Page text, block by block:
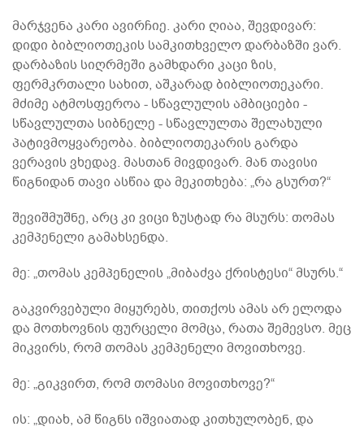
მარჯვენა კარი ავირჩიე. კარი ღიაა, შევდივარ:
დიდი ბიბლიოთეკის სამკითხველო დარბაზში ვარ.
დარბაზის სიღრმეში გამხდარი კაცი ზის,
ფერმკრთალი სახით, აშკარად ბიბლიოთეკარი.
მძიმე ატმოსფეროა - სწავლულის ამბიციები -
სწავლულთა სიბნელე - სწავლულთა შელახული
პატივმოყვარეობა. ბიბლიოთეკარის გარდა
ვერავის ვხედავ. მასთან მივდივარ. მან თავისი
წიგნიდან თავი ასწია და მეკითხება: „რა გსურთ?“
შევიშმუშნე, არც კი ვიცი ზუსტად რა მსურს: თომას
კემპენელი გამახსენდა.
მე: „თომას კემპენელის „მიბაძვა ქრისტესი“ მსურს.“
გაკვირვებული მიყურებს, თითქოს ამას არ ელოდა
და მოთხოვნის ფურცელი მომცა, რათა შემევსო. მეც
მიკვირს, რომ თომას კემპენელი მოვითხოვე.
მე: „გიკვირთ, რომ თომასი მოვითხოვე?“
ის: „დიახ, ამ წიგნს იშვიათად კითხულობენ, და